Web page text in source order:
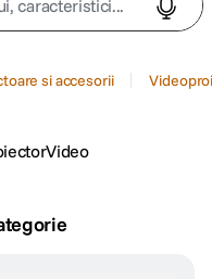
si accesorii